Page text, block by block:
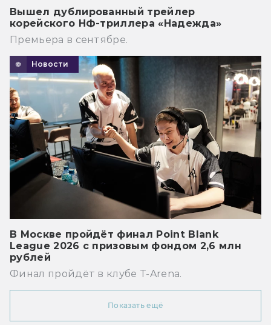
Вышел дублированный трейлер
корейского НФ-триллера «Надежда»
Премьера в сентябре.
Новости
В Москве пройдёт финал Point Blank
League 2026 с призовым фондом 2,6 млн
рублей
Финал пройдёт в клубе T-Arena.
Показать ещё